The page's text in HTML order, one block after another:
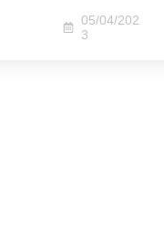
05/04/202
3